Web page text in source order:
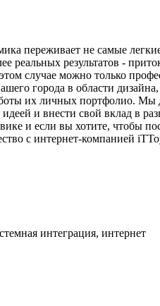
переживает не самые
реальных результатов -
этом случае можно только
города в области
их личных портфолио. Мы
и внести свой вклад в
и если вы хотите, чтобы
с интернет-компанией
интеграция, интернет